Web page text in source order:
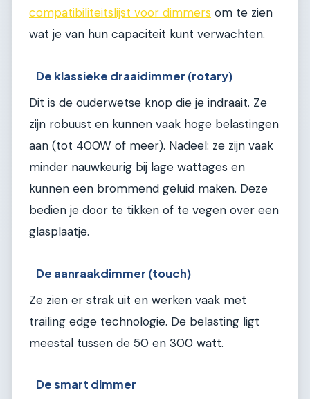
compatibiliteitslijst voor dimmers om te zien
wat je van hun capaciteit kunt verwachten.
De klassieke draaidimmer (rotary)
Dit is de ouderwetse knop die je indraait. Ze
zijn robuust en kunnen vaak hoge belastingen
aan (tot 400W of meer). Nadeel: ze zijn vaak
minder nauwkeurig bij lage wattages en
kunnen een brommend geluid maken. Deze
bedien je door te tikken of te vegen over een
glasplaatje.
De aanraakdimmer (touch)
Ze zien er strak uit en werken vaak met
trailing edge technologie. De belasting ligt
meestal tussen de 50 en 300 watt.
De smart dimmer